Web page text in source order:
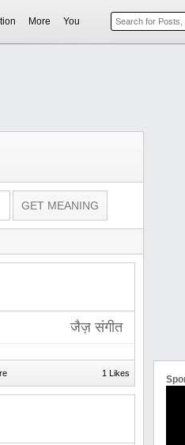
More You
जैज़ संगीत
1 Likes